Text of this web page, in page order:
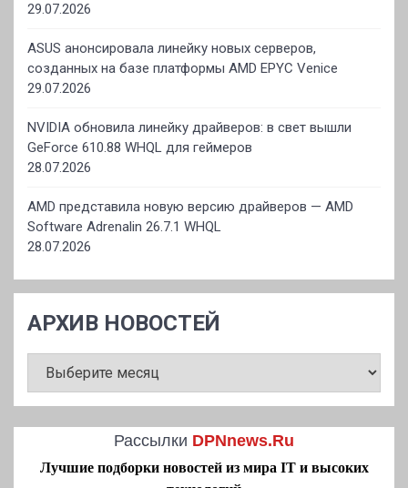
29.07.2026
ASUS анонсировала линейку новых серверов,
созданных на базе платформы AMD EPYC Venice
29.07.2026
NVIDIA обновила линейку драйверов: в свет вышли
GeForce 610.88 WHQL для геймеров
28.07.2026
AMD представила новую версию драйверов — AMD
Software Adrenalin 26.7.1 WHQL
28.07.2026
АРХИВ НОВОСТЕЙ
НОВОСТЕЙ
Рассылки DPNnews.Ru
Лучшие подборки новостей из мира IT и высоких